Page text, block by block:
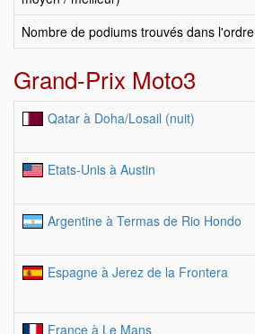
Nombre de podiums trouvés dans l'ordre
Grand-Prix Moto3
Qatar à Doha/Losail (nuit)
Etats-Unis à Austin
Argentine à Termas de Rio Hondo
Espagne à Jerez de la Frontera
France à Le Mans